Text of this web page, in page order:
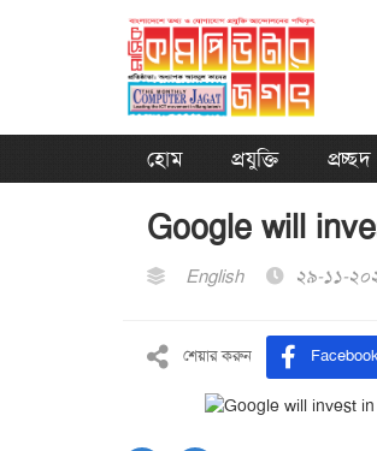
হোম প্রযুক্তি
Google will
English ২৯-১১-
শেয়ার করুন